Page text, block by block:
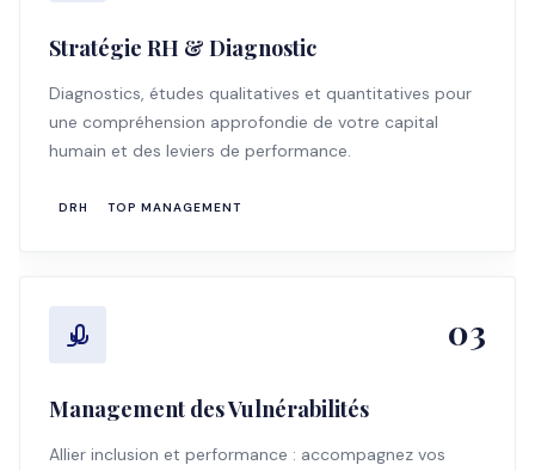
Stratégie RH & Diagnostic
Diagnostics, études qualitatives et quantitatives pour
une compréhension approfondie de votre capital
humain et des leviers de performance.
DRH TOP MANAGEMENT
03
Management des Vulnérabilités
Allier inclusion et performance : accompagnez vos